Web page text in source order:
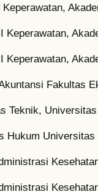
Keperawatan,
Keperawatan,
Fakultas
Teknik,
Hukum